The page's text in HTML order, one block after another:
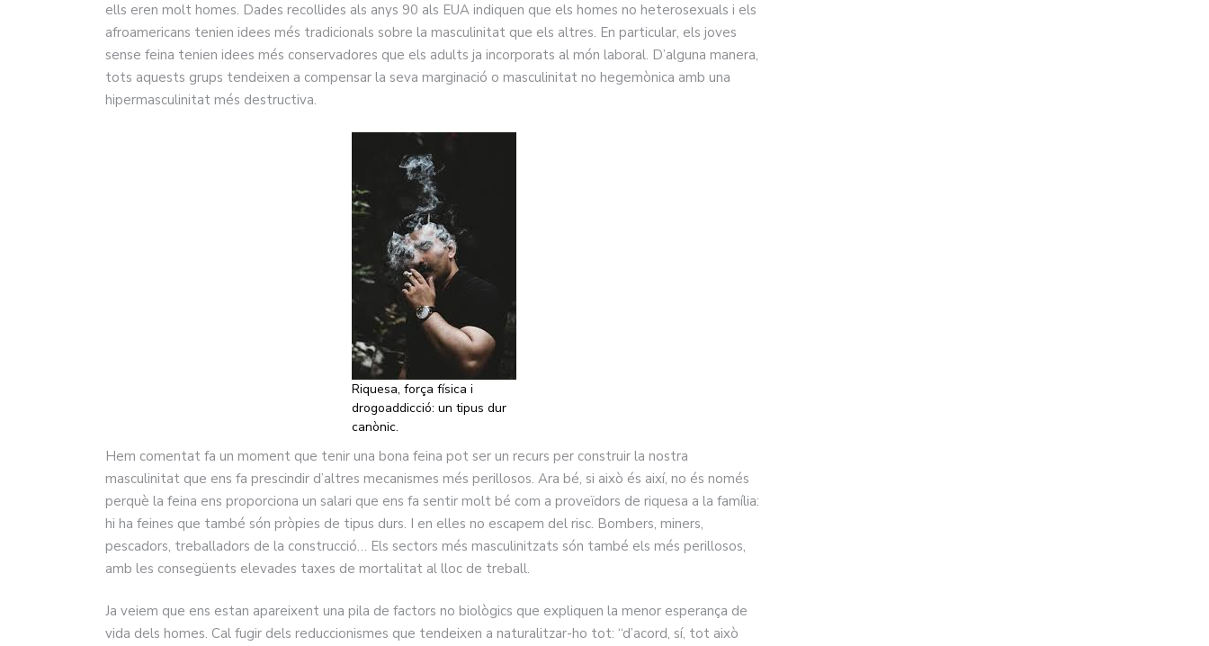
ells eren molt homes. Dades recollides als anys 90 als EUA indiquen que els homes no heterosexuals i els
afroamericans tenien idees més tradicionals sobre la masculinitat que els altres. En particular, els joves
sense feina tenien idees més conservadores que els adults ja incorporats al món laboral. D’alguna manera,
tots aquests grups tendeixen a compensar la seva marginació o masculinitat no hegemònica amb una
hipermasculinitat més destructiva.
Riquesa, força física i
drogoaddicció: un tipus dur
canònic.
Hem comentat fa un moment que tenir una bona feina pot ser un recurs per construir la nostra
masculinitat que ens fa prescindir d’altres mecanismes més perillosos. Ara bé, si això és així, no és només
perquè la feina ens proporciona un salari que ens fa sentir molt bé com a proveïdors de riquesa a la família:
hi ha feines que també són pròpies de tipus durs. I en elles no escapem del risc. Bombers, miners,
pescadors, treballadors de la construcció… Els sectors més masculinitzats són també els més perillosos,
amb les consegüents elevades taxes de mortalitat al lloc de treball.
Ja veiem que ens estan apareixent una pila de factors no biològics que expliquen la menor esperança de
vida dels homes. Cal fugir dels reduccionismes que tendeixen a naturalitzar-ho tot: “d’acord, sí, tot això